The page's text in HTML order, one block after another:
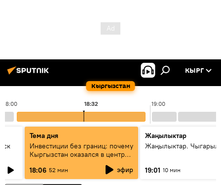
Кыргызстан
КЫРГ
18:00 19:00
18:32
Тема дня
Инвестиции без границ: почему
Кыргызстан оказался в центре
18:06 52 мин эфир
Жаңылыктар
Жаңылыктар.
19:01 10 мин